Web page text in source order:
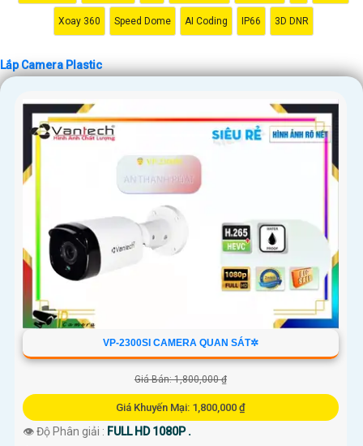
'
Xoay 360 Speed Dome AI Coding IP66 3D DNR
Lắp Camera Plastic
VP-2300SI CAMERA QUAN SÁT✲
Giá Bán: 1,800,000 ₫
Giá Khuyến Mại: 1,800,000 ₫
👁 Độ Phân giải : FULL HD 1080P .